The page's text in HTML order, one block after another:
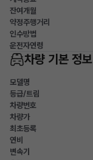
잔여개월
약정주행거리
인수방법
운전자연령
차량 기본 정보
모델명
등급/트림
차량번호
차량가
최초등록
연비
변속기